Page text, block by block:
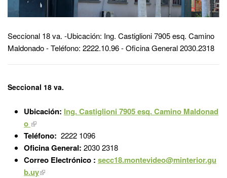
Seccional 18 va. -Ubicación: Ing. Castiglioni 7905 esq. Camino
Maldonado - Teléfono: 2222.10.96 - Oficina General 2030.2318
Seccional 18 va.
Ubicación: Ing. Castiglioni 7905 esq. Camino Maldonad
o
Teléfono: 2222 1096
Oficina General: 2030 2318
Correo Electrónico : secc18.montevideo@minterior.gu
b.uy